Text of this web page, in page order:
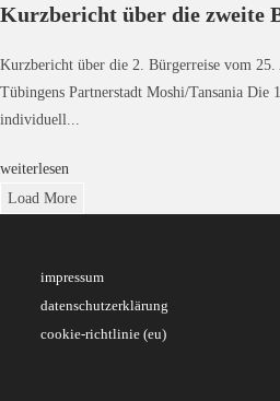
Kurzbericht über die zweite
Kurzbericht über die 2. Bürgerreise vom 25.
Tübingens Partnerstadt Moshi/Tansania Die
individuell...
weiterlesen
Load More
impressum
datenschutzerklärung
cookie-richtlinie (eu)